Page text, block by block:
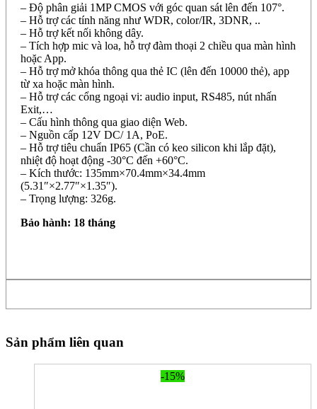
– Độ phân giải 1MP CMOS với góc quan sát lên đến 107°.
– Hỗ trợ các tính năng như WDR, color/IR, 3DNR, ..
– Hỗ trợ kết nối không dây.
– Tích hợp mic và loa, hỗ trợ đàm thoại 2 chiều qua màn hình
hoặc App.
– Hỗ trợ mở khóa thông qua thẻ IC (lên đến 10000 thẻ), app
từ xa hoặc màn hình.
– Hỗ trợ các cổng ngoại vi: audio input, RS485, nút nhấn
Exit,…
– Cấu hình thông qua giao diện Web.
– Nguồn cấp 12V DC/ 1A, PoE.
– Hỗ trợ tiêu chuẩn IP65 (Cần có keo silicon khi lắp đặt),
nhiệt độ hoạt động -30°C đến +60°C.
– Kích thước: 135mm×70.4mm×34.4mm
(5.31″×2.77″×1.35″).
– Trọng lượng: 326g.
Bảo hành: 18 tháng
Sản phẩm liên quan
-15%